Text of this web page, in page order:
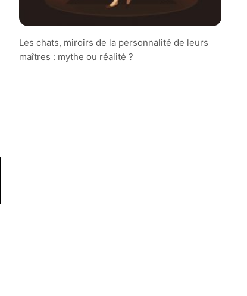
Les chats, miroirs de la personnalité de leurs
maîtres : mythe ou réalité ?